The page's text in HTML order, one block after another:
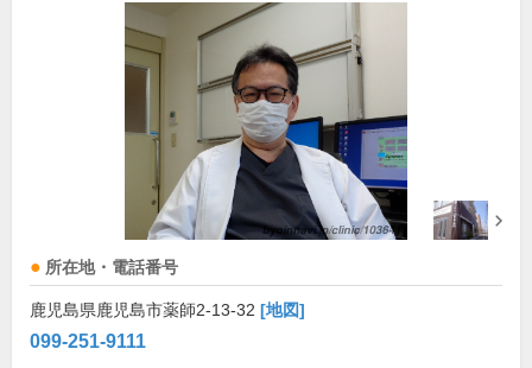
所在地・電話番号
鹿児島県鹿児島市薬師2-13-32 [地図]
099-251-9111